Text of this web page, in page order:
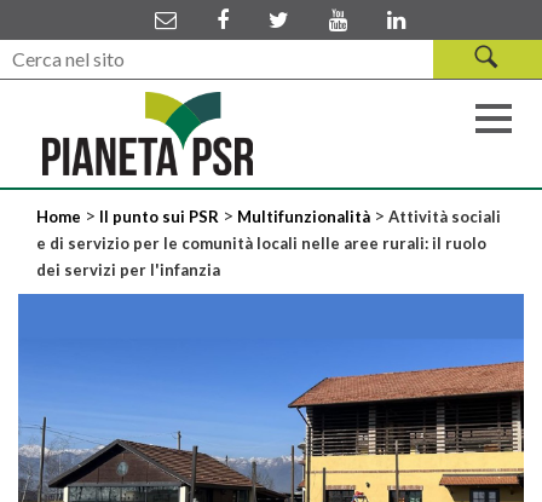
Home > Il punto sui PSR > Multifunzionalità > Attività sociali
e di servizio per le comunità locali nelle aree rurali: il ruolo
dei servizi per l'infanzia